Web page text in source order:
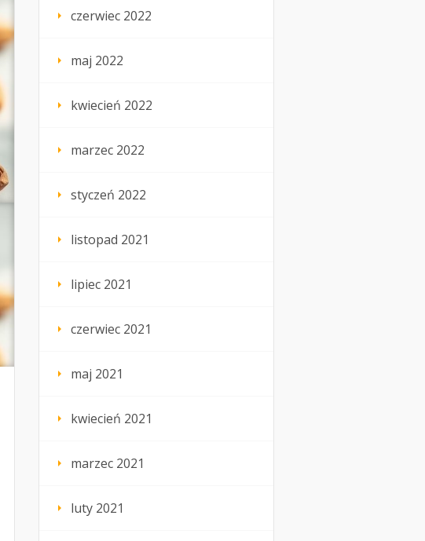
czerwiec 2022
maj 2022
kwiecień 2022
marzec 2022
styczeń 2022
listopad 2021
lipiec 2021
czerwiec 2021
maj 2021
kwiecień 2021
marzec 2021
luty 2021